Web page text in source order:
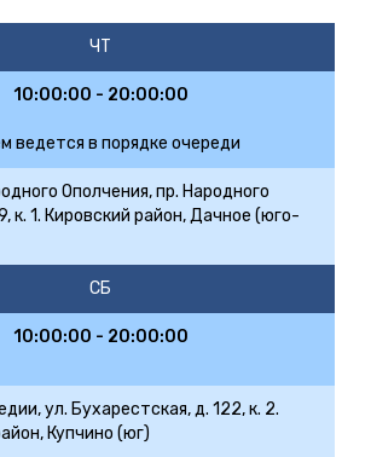
ЧТ
10:00:00 - 20:00:00
ведется в порядке очереди
Ополчения, пр. Народного
к. 1. Кировский район, Дачное (юго-
СБ
10:00:00 - 20:00:00
ул. Бухарестская, д. 122, к. 2.
Купчино (юг)